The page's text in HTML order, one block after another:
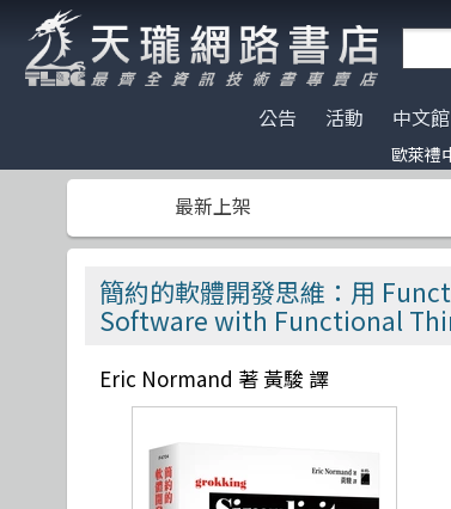
公告
天瓏門市春節營業公告
※電子發票使用說明※
活動
歐萊禮中文書展｜2書77折 滿999元送限定
中文館
AI Coding
Machine Learning
Design Pattern
Prompt Engineering
Computer Vision
Reinforcement
全部分類
軟體測試
網站開發
Adobe 軟體應用
區塊鏈與金融科技
碁峰資訊
滄海
機械工業
電子開發板
Make 國際中文版
歐萊禮
最新上架
簡約的軟體開發思維：用
Software with Functional
Eric Normand 著 黃駿 譯